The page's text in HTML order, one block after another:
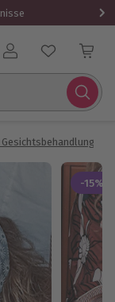
Benutzerkonto
-15%